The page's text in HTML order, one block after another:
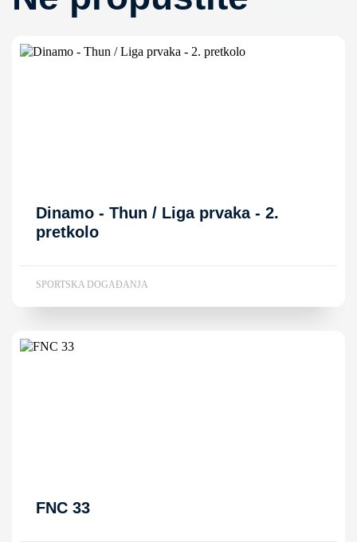
Dinamo - Thun / Liga prvaka - 2.
pretkolo
SPORTSKA DOGAĐANJA
FNC 33